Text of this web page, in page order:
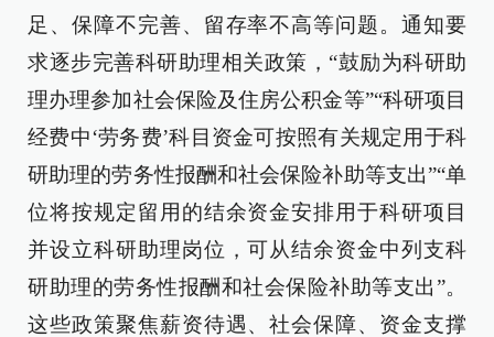
足、保障不完善、留存率不高等问题。通知要
求逐步完善科研助理相关政策，“鼓励为科研助
理办理参加社会保险及住房公积金等”“科研项目
经费中‘劳务费’科目资金可按照有关规定用于科
研助理的劳务性报酬和社会保险补助等支出”“单
位将按规定留用的结余资金安排用于科研项目
并设立科研助理岗位，可从结余资金中列支科
研助理的劳务性报酬和社会保险补助等支出”。
这些政策聚焦薪资待遇、社会保障、资金支撑